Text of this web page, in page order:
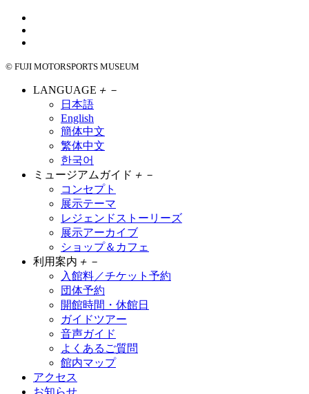
© FUJI MOTORSPORTS MUSEUM
LANGUAGE ＋ －
日本語
English
簡体中文
繁体中文
한국어
ミュージアムガイド ＋ －
コンセプト
展示テーマ
レジェンドストーリーズ
展示アーカイブ
ショップ＆カフェ
利用案内 ＋ －
入館料／チケット予約
団体予約
開館時間・休館日
ガイドツアー
音声ガイド
よくあるご質問
館内マップ
アクセス